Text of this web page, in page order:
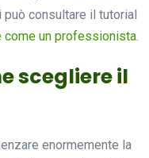
consultare il tutorial
come un professionista.
scegliere il
enormemente la